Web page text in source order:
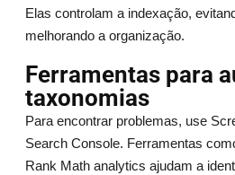
Elas controlam a indexação,
melhorando a organização.
Ferramentas para
taxonomias
Para encontrar problemas, use
Search Console. Ferramentas
Rank Math analytics ajudam a